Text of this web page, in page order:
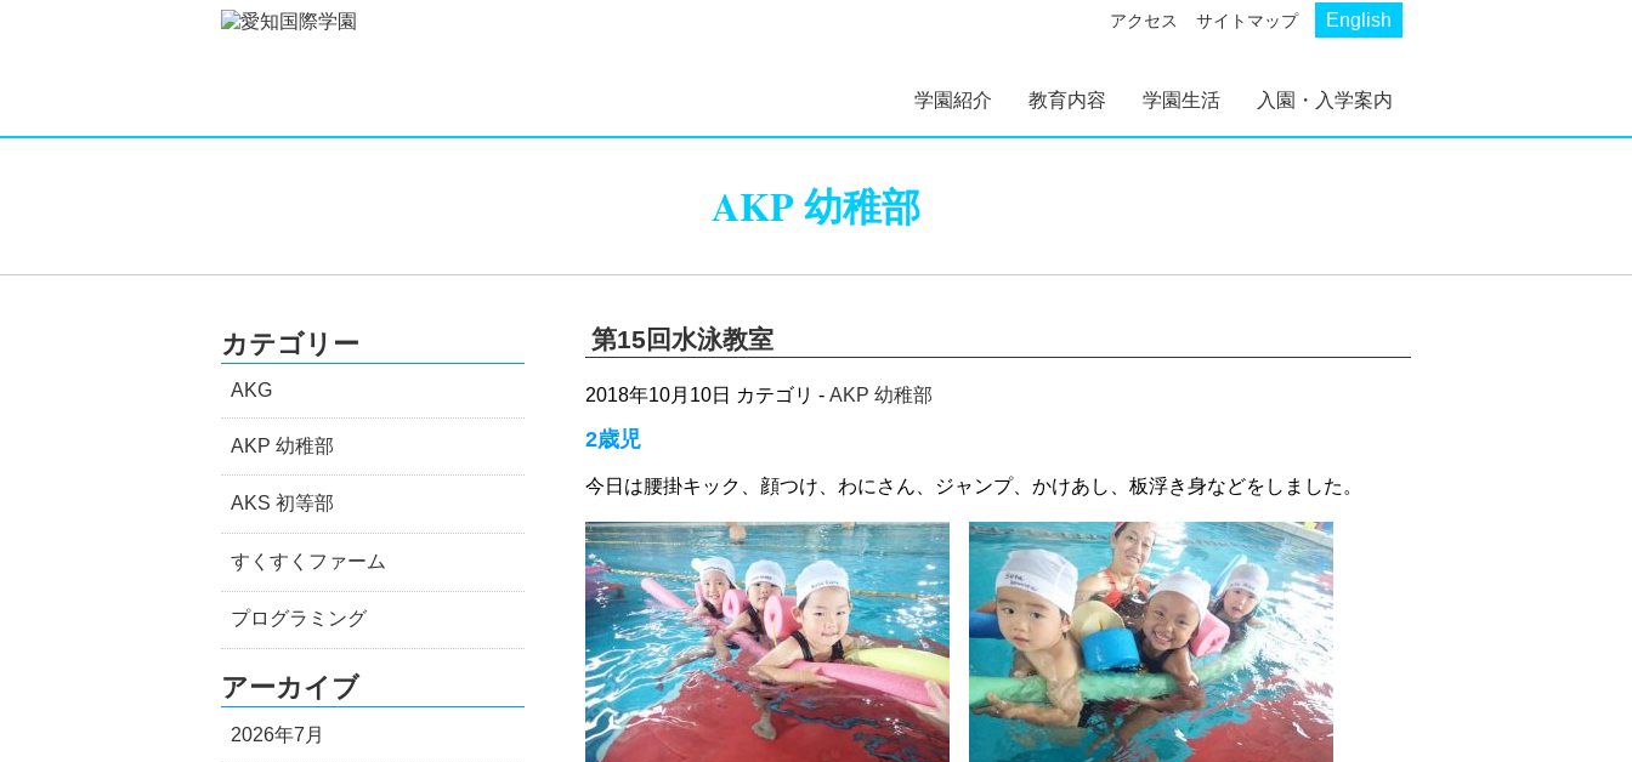
アクセス サイトマップ English
学園紹介 教育内容 学園生活 入園・入学案内
AKP 幼稚部
第15回水泳教室
2018年10月10日 カテゴリ - AKP 幼稚部
2歳児
今日は腰掛キック、顔つけ、わにさん、ジャンプ、かけあし、板浮き身などをしました。
カテゴリー
AKG
AKP 幼稚部
AKS 初等部
すくすくファーム
プログラミング
アーカイブ
2026年7月